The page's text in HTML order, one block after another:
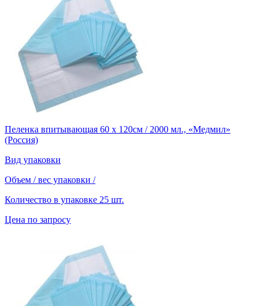
Пеленка впитывающая 60 х 120см / 2000 мл., «Медмил»
(Россия)
Вид упаковки
Объем / вес упаковки /
Количество в упаковке 25 шт.
Цена по запросу